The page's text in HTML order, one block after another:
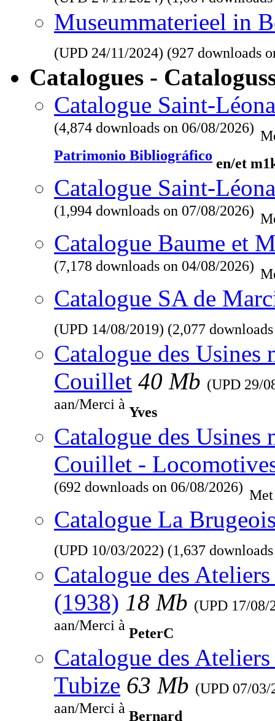
Museummaterieel in
(UPD 24/11/2024) (927 downloads
Catalogues -
Catalogue Saint-
(4,874 downloads on 06/08/2026)
Patrimonio Bibliográfico en/et
Catalogue Saint-
(1,994 downloads on 07/08/2026)
Catalogue Baume et
(7,178 downloads on 04/08/2026)
Catalogue SA de
(UPD 14/08/2019) (2,077
Catalogue des
Couillet 40 Mb (UPD 29/
aan/Merci à Yves
Catalogue des
Couillet -
(692 downloads on 06/08/2026)
Catalogue La
(UPD 10/03/2022) (1,637
Catalogue des
(1938) 18 Mb (UPD 17/08/
aan/Merci à PeterC
Catalogue des
Tubize 63 Mb (UPD 07/03/
aan/Merci à Bernard